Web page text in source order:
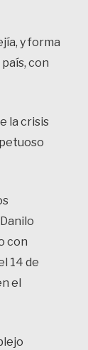
y forma
con
la crisis
con
14 de
el